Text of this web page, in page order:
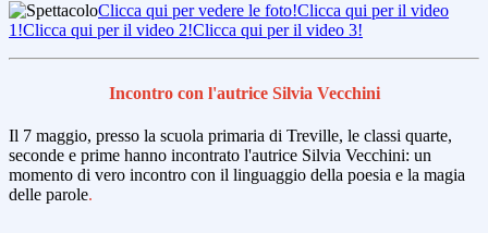
Clicca qui per vedere le foto!Clicca qui per il video
1!Clicca qui per il video 2!Clicca qui per il video 3!
Incontro con l'autrice Silvia Vecchini
Il 7 maggio, presso la scuola primaria di Treville, le classi quarte,
seconde e prime hanno incontrato l'autrice Silvia Vecchini: un
momento di vero incontro con il linguaggio della poesia e la magia
delle parole.